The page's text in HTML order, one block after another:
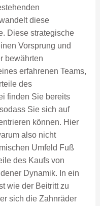
diese
Diese strategische
Vorsprung und
bewährten
erfahrenen Teams,
des
finden Sie bereits
Sie sich auf
können. Hier
also nicht
Umfeld Fuß
des Kaufs von
Dynamik. In ein
wie der Beitritt zu
sich die Zahnräder